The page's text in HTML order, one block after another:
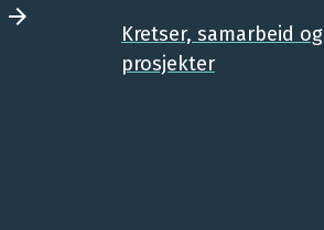
Kretser, samarbeid og
prosjekter